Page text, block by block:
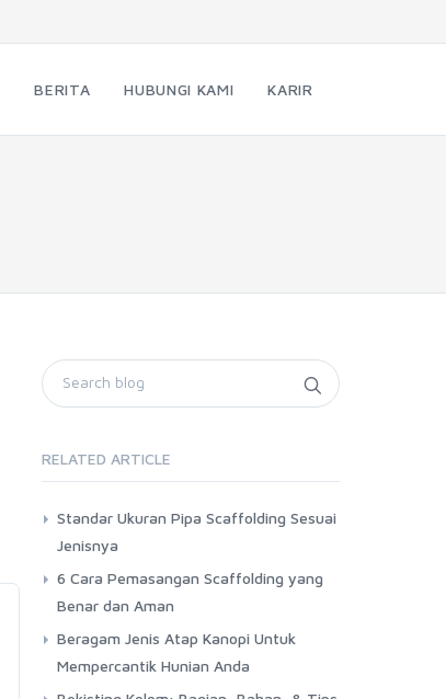
BERITA HUBUNGI KAMI KARIR
RELATED ARTICLE
Standar Ukuran Pipa Scaffolding Sesuai
Jenisnya
6 Cara Pemasangan Scaffolding yang
Benar dan Aman
Beragam Jenis Atap Kanopi Untuk
Mempercantik Hunian Anda